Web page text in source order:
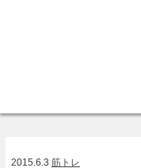
2015.6.3 筋トレ